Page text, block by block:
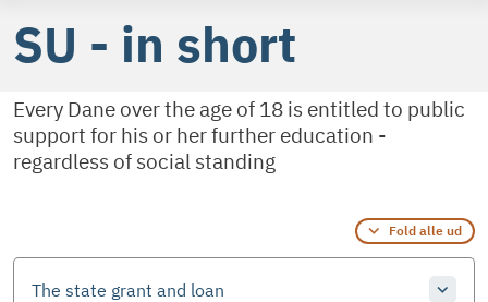
SU - in short
Every Dane over the age of 18 is entitled to public
support for his or her further education -
regardless of social standing
Fold alle ud
The state grant and loan